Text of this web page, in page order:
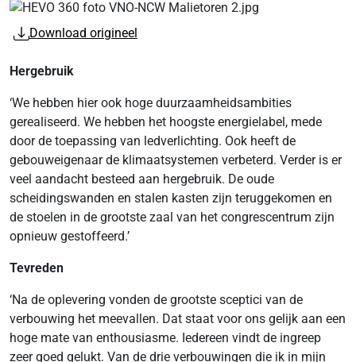
Download origineel
Hergebruik
‘We hebben hier ook hoge duurzaamheidsambities
gerealiseerd. We hebben het hoogste energie­label, mede
door de toepassing van ledverlichting. Ook heeft de
gebouweigenaar de klimaatsystemen verbeterd. Verder is er
veel aandacht besteed aan hergebruik. De oude
scheidingswanden en stalen kasten zijn teruggekomen en
de stoelen in de grootste zaal van het congrescentrum zijn
opnieuw gestoffeerd.’
Tevreden
‘Na de oplevering vonden de grootste sceptici van de
verbouwing het meevallen. Dat staat voor ons gelijk aan een
hoge mate van enthousiasme. Iedereen vindt de ingreep
zeer goed gelukt. Van de drie verbouwingen die ik in mijn